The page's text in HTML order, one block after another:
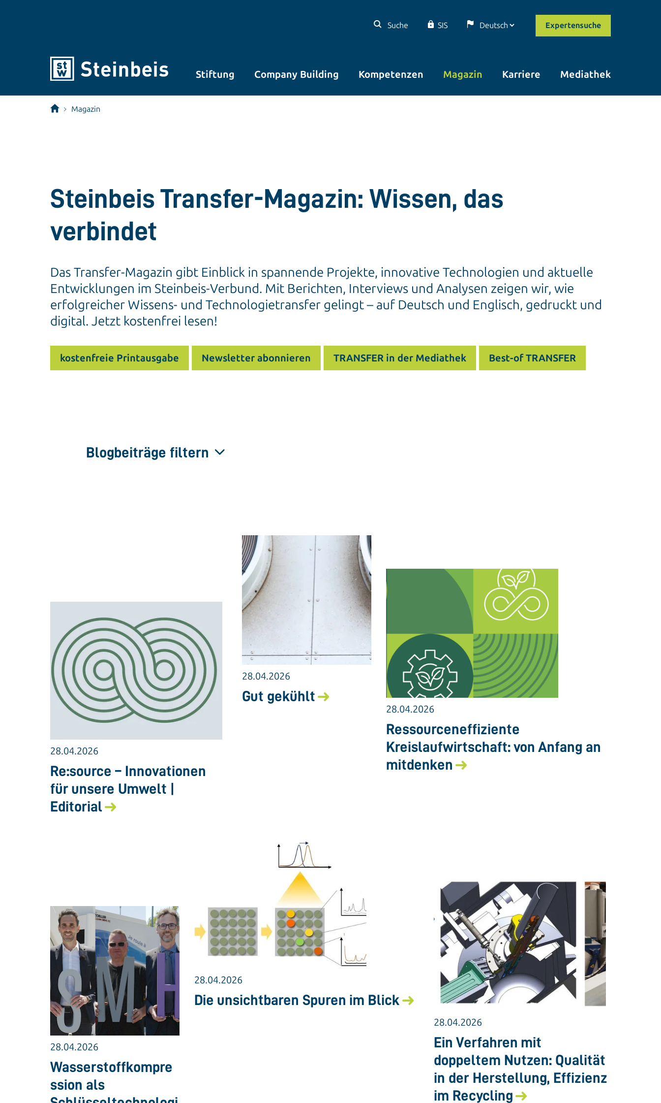
Suche SIS Expertensuche
Stiftung Company Building Kompetenzen Magazin Karriere Mediathek
Magazin
Steinbeis Transfer-Magazin: Wissen, das
verbindet
Das Transfer-Magazin gibt Einblick in spannende Projekte, innovative Technologien und aktuelle
Entwicklungen im Steinbeis-Verbund. Mit Berichten, Interviews und Analysen zeigen wir, wie
erfolgreicher Wissens- und Technologietransfer gelingt – auf Deutsch und Englisch, gedruckt und
digital. Jetzt kostenfrei lesen!
kostenfreie Printausgabe Newsletter abonnieren TRANSFER in der Mediathek Best-of TRANSFER
Blogbeiträge filtern
28.04.2026
Re:source – Innovationen
für unsere Umwelt |
Editorial
28.04.2026
Gut gekühlt
28.04.2026
Ressourceneffiziente
Kreislaufwirtschaft: von Anfang an
mitdenken
28.04.2026
Wasserstoffkompre
ssion als
28.04.2026
Die unsichtbaren Spuren im Blick
28.04.2026
Ein Verfahren mit
doppeltem Nutzen: Qualität
in der Herstellung, Effizienz
im Recycling